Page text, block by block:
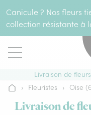
Canicule ? Nos fleurs
collection résistante à
Livraison de
Accueil
› Fleuristes › Oise
Livraison de